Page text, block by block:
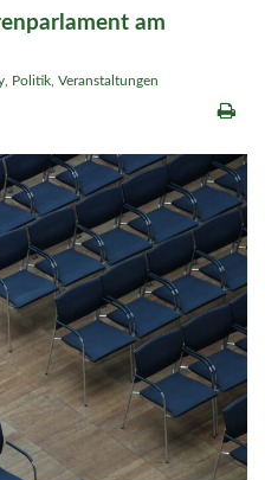
am
Politik Veranstaltungen